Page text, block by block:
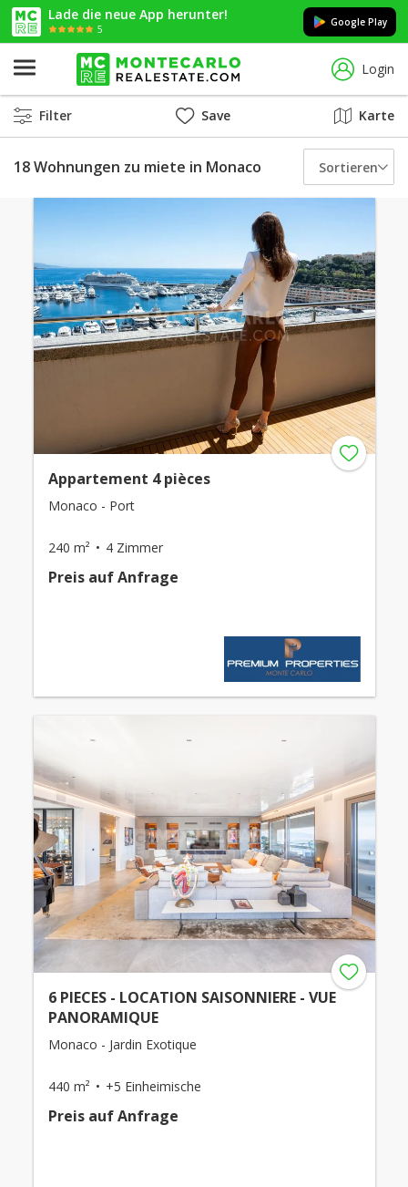
Lade die neue App herunter!
5
Google Play
Login
Filter Save Karte
18 Wohnungen zu miete in Monaco Sortieren
Appartement 4 pièces
Monaco - Port
240 m² 4 Zimmer
Preis auf Anfrage
6 PIECES - LOCATION SAISONNIERE - VUE
PANORAMIQUE
Monaco - Jardin Exotique
440 m² +5 Einheimische
Preis auf Anfrage